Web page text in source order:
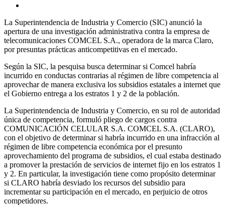
La Superintendencia de Industria y Comercio (SIC) anunció la
apertura de una investigación administrativa contra la empresa de
telecomunicaciones COMCEL S.A., operadora de la marca Claro,
por presuntas prácticas anticompetitivas en el mercado.
Según la SIC, la pesquisa busca determinar si Comcel habría
incurrido en conductas contrarias al régimen de libre competencia al
aprovechar de manera exclusiva los subsidios estatales a internet que
el Gobierno entrega a los estratos 1 y 2 de la población.
La Superintendencia de Industria y Comercio, en su rol de autoridad
única de competencia, formuló pliego de cargos contra
COMUNICACIÓN CELULAR S.A. COMCEL S.A. (CLARO),
con el objetivo de determinar si habría incurrido en una infracción al
régimen de libre competencia económica por el presunto
aprovechamiento del programa de subsidios, el cual estaba destinado
a promover la prestación de servicios de internet fijo en los estratos 1
y 2. En particular, la investigación tiene como propósito determinar
si CLARO habría desviado los recursos del subsidio para
incrementar su participación en el mercado, en perjuicio de otros
competidores.